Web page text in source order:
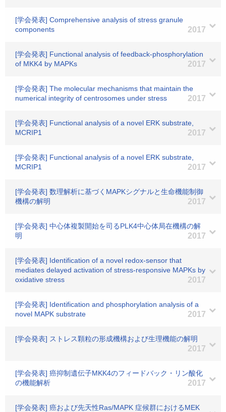
[学会発表] Comprehensive analysis of stress granule
components
2017
[学会発表] Functional analysis of feedback-phosphorylation
of MKK4 by MAPKs
2017
[学会発表] The molecular mechanisms that maintain the
numerical integrity of centrosomes under stress
2017
[学会発表] Functional analysis of a novel ERK substrate,
MCRIP1
2017
[学会発表] Functional analysis of a novel ERK substrate,
MCRIP1
2017
[学会発表] 数理解析に基づくMAPKシグナルと生命機能制御
機構の解明
2017
[学会発表] 中心体複製開始を司るPLK4中心体局在機構の解
明
2017
[学会発表] Identification of a novel redox-sensor that
mediates delayed activation of stress-responsive MAPKs by
oxidative stress
2017
[学会発表] Identification and phosphorylation analysis of a
novel MAPK substrate
2017
[学会発表] ストレス顆粒の形成機構および生理機能の解明
2017
[学会発表] 癌抑制遺伝子MKK4のフィードバック・リン酸化
の機能解析
2017
[学会発表] 癌および先天性Ras/MAPK 症候群におけるMEK